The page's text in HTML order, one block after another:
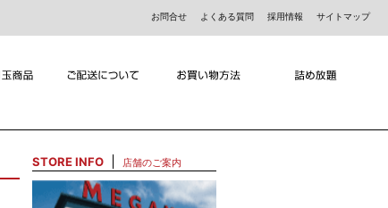
お問合せ よくある質問 採用情報 サイトマップ
STORE INFO 店舗のご案内